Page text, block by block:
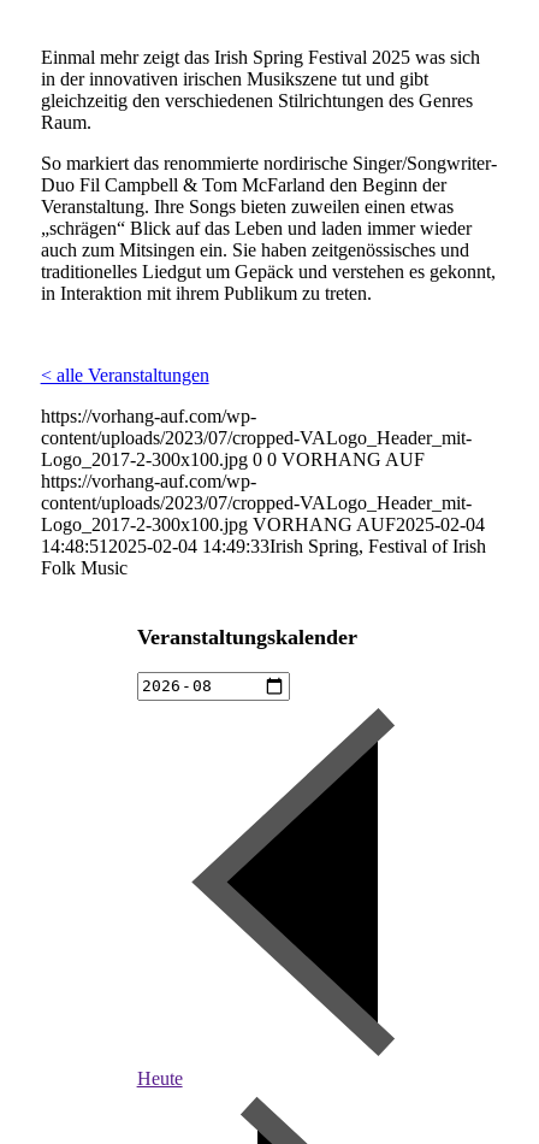
Einmal mehr zeigt das Irish Spring Festival 2025 was sich
in der innovativen irischen Musikszene tut und gibt
gleichzeitig den verschiedenen Stilrichtungen des Genres
Raum.
So markiert das renommierte nordirische Singer/Songwriter-
Duo Fil Campbell & Tom McFarland den Beginn der
Veranstaltung. Ihre Songs bieten zuweilen einen etwas
„schrägen“ Blick auf das Leben und laden immer wieder
auch zum Mitsingen ein. Sie haben zeitgenössisches und
traditionelles Liedgut um Gepäck und verstehen es gekonnt,
in Interaktion mit ihrem Publikum zu treten.
< alle Veranstaltungen
https://vorhang-auf.com/wp-
content/uploads/2023/07/cropped-VALogo_Header_mit-
Logo_2017-2-300x100.jpg 0 0 VORHANG AUF
https://vorhang-auf.com/wp-
content/uploads/2023/07/cropped-VALogo_Header_mit-
Logo_2017-2-300x100.jpg VORHANG AUF2025-02-04
14:48:51 2025-02-04 14:49:33Irish Spring, Festival of Irish
Folk Music
Veranstaltungskalender
Heute